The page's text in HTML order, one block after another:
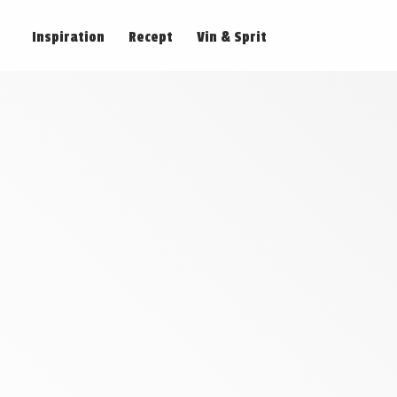
Inspiration Recept Vin & Sprit